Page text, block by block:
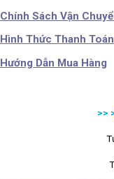
Chính Sách Vận
Hình Thức Thanh Toán
Hướng Dẫn Mua Hàng
>>